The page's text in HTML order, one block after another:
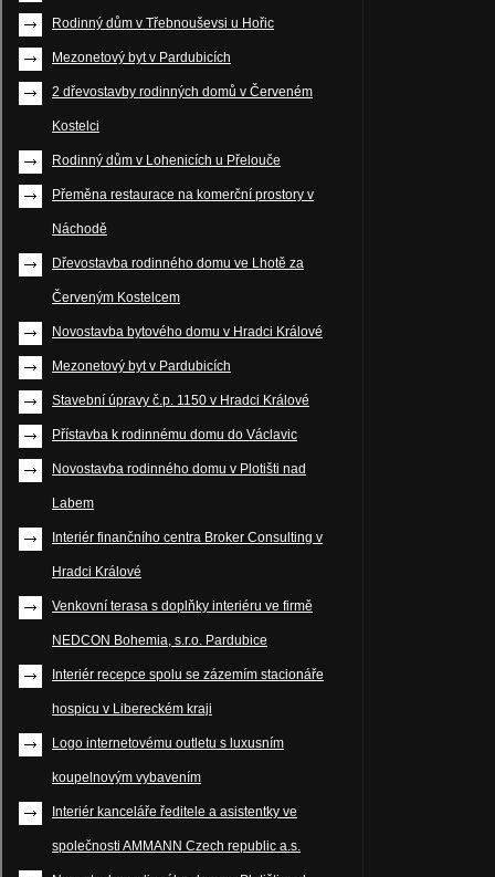
Rodinný dům v Třebnouševsi u Hořic
Mezonetový byt v Pardubicích
2 dřevostavby rodinných domů v Červeném
Kostelci
Rodinný dům v Lohenicích u Přelouče
Přeměna restaurace na komerční prostory v
Náchodě
Dřevostavba rodinného domu ve Lhotě za
Červeným Kostelcem
Novostavba bytového domu v Hradci Králové
Mezonetový byt v Pardubicích
Stavební úpravy č.p. 1150 v Hradci Králové
Přístavba k rodinnému domu do Václavic
Novostavba rodinného domu v Plotišti nad
Labem
Interiér finančního centra Broker Consulting v
Hradci Králové
Venkovní terasa s doplňky interiéru ve firmě
NEDCON Bohemia, s.r.o. Pardubice
Interiér recepce spolu se zázemím stacionáře
hospicu v Libereckém kraji
Logo internetovému outletu s luxusním
koupelnovým vybavením
Interiér kanceláře ředitele a asistentky ve
společnosti AMMANN Czech republic a.s.